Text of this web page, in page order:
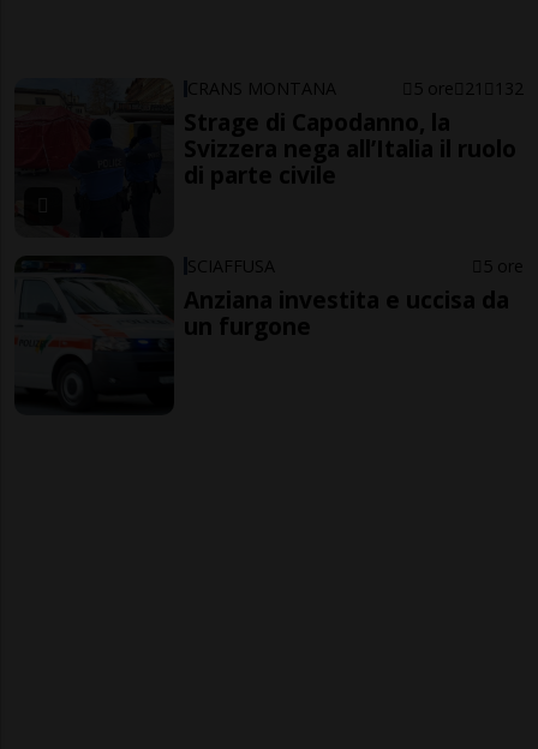
CRANS MONTANA 5 ore 21 132
Strage di Capodanno, la
Svizzera nega all’Italia il ruolo
di parte civile
SCIAFFUSA 5 ore
Anziana investita e uccisa da
un furgone